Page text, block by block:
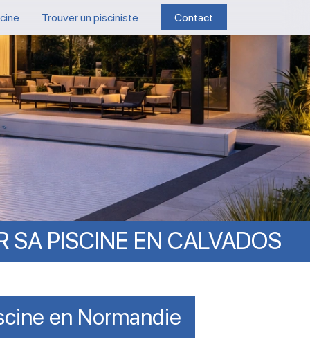
Trouver un pisciniste Contact
SA PISCINE EN CALVADOS
en Normandie